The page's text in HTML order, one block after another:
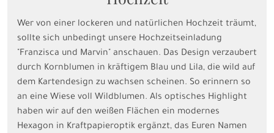
Wer von einer lockeren und natürlichen Hochzeit träumt,
sollte sich unbedingt unsere Hochzeitseinladung
"Franzisca und Marvin" anschauen. Das Design verzaubert
durch Kornblumen in kräftigem Blau und Lila, die wild auf
dem Kartendesign zu wachsen scheinen. So erinnern so
an eine Wiese voll Wildblumen. Als optisches Highlight
haben wir auf den weißen Flächen ein modernes
Hexagon in Kraftpapieroptik ergänzt, das Euren Namen